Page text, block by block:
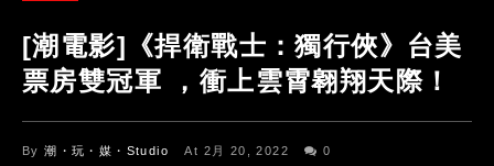
[潮電影]《捍衛戰士：獨行俠》台美
票房雙冠軍 ，衝上雲霄翱翔天際！
By潮・玩・媒・Studio At 2月 20, 2022 0